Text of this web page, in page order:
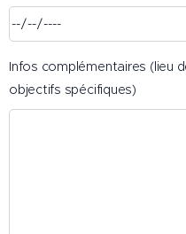
Infos complémentaires (lieu
objectifs spécifiques)